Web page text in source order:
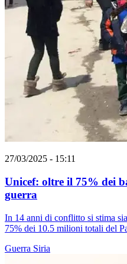
27/03/2025 - 15:11
Unicef: oltre il 75% dei
guerra
In 14 anni di conflitto si stima
75% dei 10.5 milioni totali del
Guerra Siria